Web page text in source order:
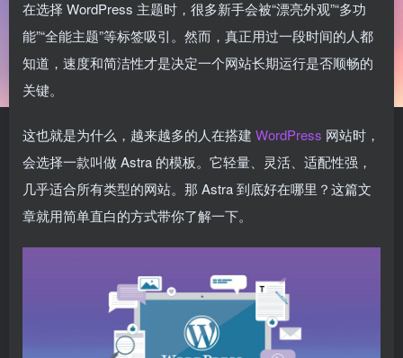
在选择 WordPress 主题时，很多新手会被“漂亮外观”“多功
能”“全能主题”等标签吸引。然而，真正用过一段时间的人都
知道，速度和简洁性才是决定一个网站长期运行是否顺畅的
关键。
这也就是为什么，越来越多的人在搭建 WordPress 网站时，
会选择一款叫做 Astra 的模板。它轻量、灵活、适配性强，
几乎适合所有类型的网站。那 Astra 到底好在哪里？这篇文
章就用简单直白的方式带你了解一下。